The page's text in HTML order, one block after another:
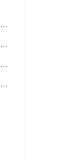
化学防护服超压排气阀综合性测试仪
高配版非血管内导管导丝滑动性能测试仪
隔绝式氧气呼吸器和自救器二氧化碳吸收率及水分含量测试仪
消防面罩抗高速粒子冲击试验机